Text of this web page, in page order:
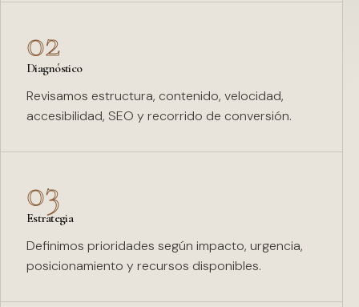
02
Diagnóstico
Revisamos estructura, contenido, velocidad,
accesibilidad, SEO y recorrido de conversión.
03
Estrategia
Definimos prioridades según impacto, urgencia,
posicionamiento y recursos disponibles.